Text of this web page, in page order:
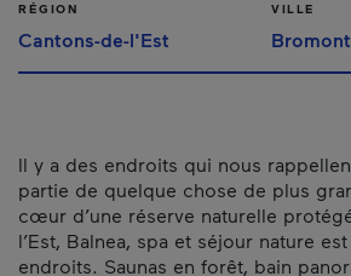
RÉGION
Cantons-de-l'Est
VILLE
Bromont
Il y a des endroits qui nous
partie de quelque chose de plus
cœur d’une réserve naturelle
l’Est, Balnea, spa et séjour nature
endroits. Saunas en forêt, bain